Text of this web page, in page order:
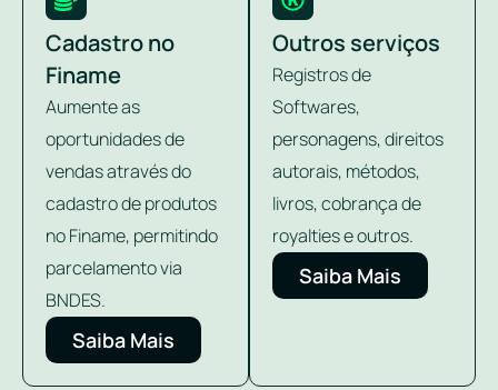
Cadastro no
Finame
Aumente as
oportunidades de
vendas através do
cadastro de produtos
no Finame, permitindo
parcelamento via
BNDES.
Saiba Mais
Outros serviços
Registros de
Softwares,
personagens, direitos
autorais, métodos,
livros, cobrança de
royalties e outros.
Saiba Mais